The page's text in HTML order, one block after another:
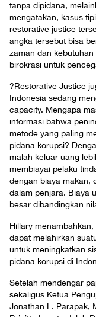
tanpa dipidana,
mengatakan, kasus
restorative justice
angka tersebut bisa
zaman dan
birokrasi untuk
?Restorative Justice
Indonesia sedang
capacity. Mengapa
informasi bahwa
metode yang paling
pidana korupsi?
malah keluar uang
membiayai pelaku
dengan biaya makan,
dalam penjara. Biaya
besar dibandingkan
Hillary
dapat melahirkan
untuk meningkatkan
pidana korupsi di
Setelah mendengar
sekaligus Ketua
Jonathan L. Parapak,